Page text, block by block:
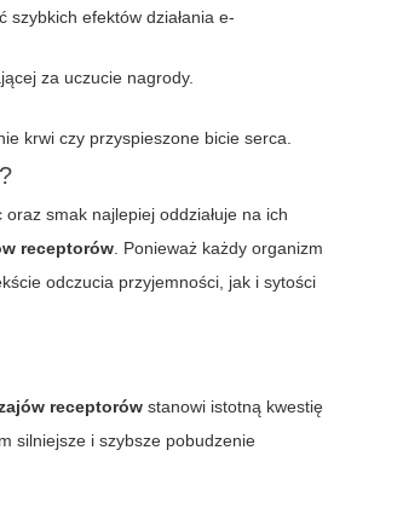
efektów działania e-
za uczucie nagrody.
krwi czy przyspieszone bicie serca.
smak najlepiej oddziałuje na ich
receptorów. Ponieważ każdy organizm
odczucia przyjemności, jak i sytości
receptorów stanowi istotną kwestię
silniejsze i szybsze pobudzenie